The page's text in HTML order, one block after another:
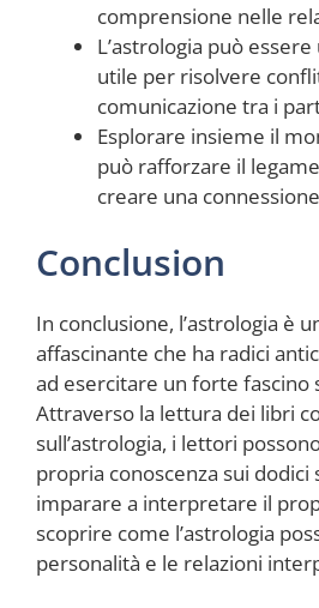
comprensione nelle
L’astrologia può
utile per risolvere
comunicazione tra i
Esplorare insieme il
può rafforzare il
creare una
Conclusion
In conclusione, l’astrologia è
affascinante che ha radici
ad esercitare un forte fascino
Attraverso la lettura dei libri
sull’astrologia, i lettori
propria conoscenza sui dodici
imparare a interpretare il
scoprire come l’astrologia
personalità e le relazioni